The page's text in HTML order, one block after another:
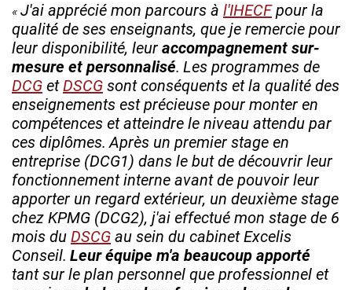
J'ai apprécié mon parcours à l'IHECFpour la
qualité de ses enseignants, que je remercie pour
leur disponibilité, leur accompagnement sur-
mesure et personnalisé. Les programmes de
DCG etDSCG sont conséquents et la qualité des
enseignements est précieuse pour monter en
compétences et atteindre le niveau attendu par
ces diplômes. Après un premier stage en
entreprise (DCG1) dans le but de découvrir leur
fonctionnement interne avant de pouvoir leur
apporter un regard extérieur, un deuxième stage
chez KPMG (DCG2), j'ai effectué mon stage de 6
mois du DSCG au sein du cabinet Excelis
Conseil. Leur équipe m'a beaucoup apporté
tant sur le plan personnel que professionnel et